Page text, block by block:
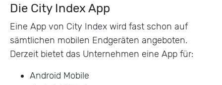
Die City Index App
Eine App von City Index wird fast schon auf
sämtlichen mobilen Endgeräten angeboten.
Derzeit bietet das Unternehmen eine App für:
Android Mobile